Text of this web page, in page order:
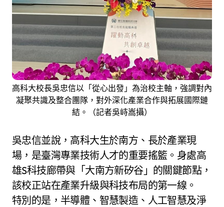
高科大校長吳忠信以「從心出發」為治校主軸，強調對內
凝聚共識及整合團隊，對外深化產業合作與拓展國際鏈
結。（記者吳峙嵩攝）
吳忠信並說，高科大生於南方、長於產業現
場，是臺灣專業技術人才的重要搖籃。身處高
雄S科技廊帶與「大南方新矽谷」的關鍵節點，
該校正站在產業升級與科技布局的第一線。
特別的是，半導體、智慧製造、人工智慧及淨